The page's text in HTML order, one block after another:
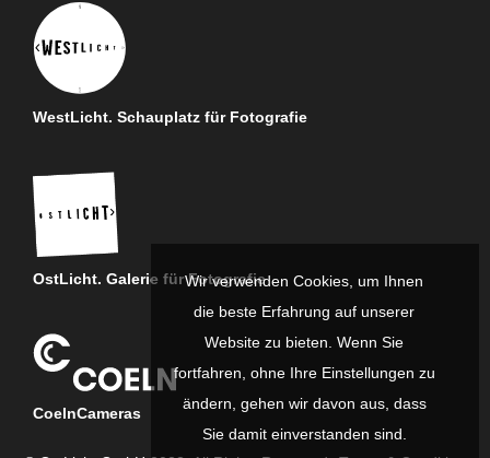
WestLicht. Schauplatz für Fotografie
OstLicht. Galerie für Fotografie
CoelnCameras
Wir verwenden Cookies, um Ihnen
die beste Erfahrung auf unserer
Website zu bieten. Wenn Sie
fortfahren, ohne Ihre Einstellungen zu
ändern, gehen wir davon aus, dass
Sie damit einverstanden sind.